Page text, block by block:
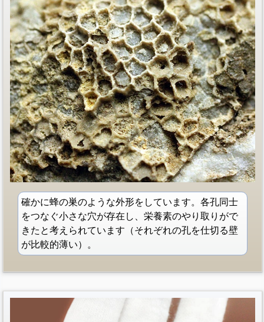
確かに蜂の巣のような外形をしています。各孔同士
をつなぐ小さな穴が存在し、栄養素のやり取りがで
きたと考えられています（それぞれの孔を仕切る壁
が比較的薄い）。